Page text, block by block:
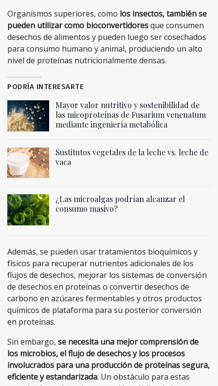
Organismos superiores, como los insectos, también se
pueden utilizar como bioconvertidoresque consumen
desechos de alimentos y pueden luego ser cosechados
para consumo humano y animal, produciendo un alto
nivel de proteínas nutricionalmente densas.
PODRÍA INTERESARTE
Mayor valor nutritivo y sostenibilidad de
las micoproteínas de Fusarium venenatum
mediante ingeniería metabólica
Sustitutos vegetales de la leche vs. leche de
vaca
¿Las microalgas podrían alcanzar el
consumo masivo?
Además, se pueden usar tratamientos bioquímicos y
físicos para recuperar nutrientes adicionales de los
flujos de desechos, mejorar los sistemas de conversión
de desechos en proteínas o convertir desechos de
carbono en azúcares fermentables y otros productos
químicos de plataforma para su posterior conversión
en proteínas.
Sin embargo, se necesita una mejor comprensión de
los microbios, el flujo de desechos y los procesos
involucrados para una producción de proteínas segura,
eficiente y estandarizada. Un obstáculo para estas